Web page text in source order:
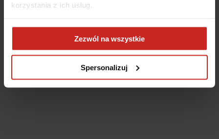
korzystania z ich usług.
Zezwól na wszystkie
Spersonalizuj
browser console for more information)